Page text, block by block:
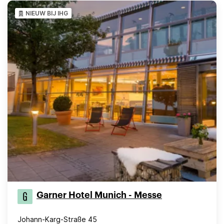
NIEUW BIJ IHG
Garner Hotel Munich - Messe
Johann-Karg-Straße 45